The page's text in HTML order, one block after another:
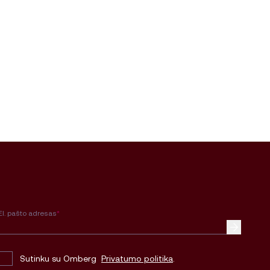
pašto adresas*
Sutinku su Omberg Privatumo politika.